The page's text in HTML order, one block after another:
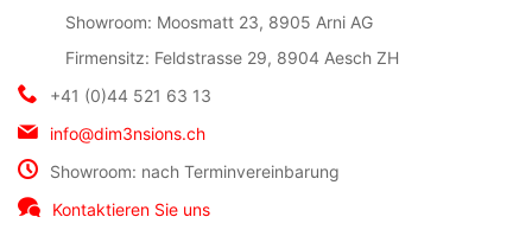
Showroom: Moosmatt 23, 8905 Arni AG
Firmensitz: Feldstrasse 29, 8904 Aesch ZH
+41 (0)44 521 63 13
info@dim3nsions.ch
Showroom: nach Terminvereinbarung
Kontaktieren Sie uns